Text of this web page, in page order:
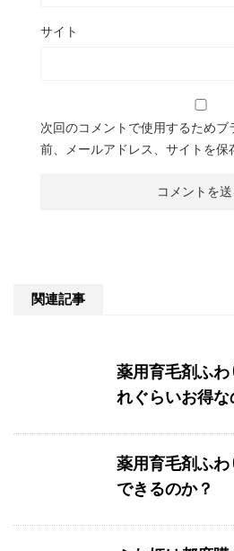
サイト
次回のコメントで使用するためブ
前、メールアドレス、サイトを保
関連記事
薬用育毛剤ふ
れぐらいお得な
薬用育毛剤ふ
できるのか？